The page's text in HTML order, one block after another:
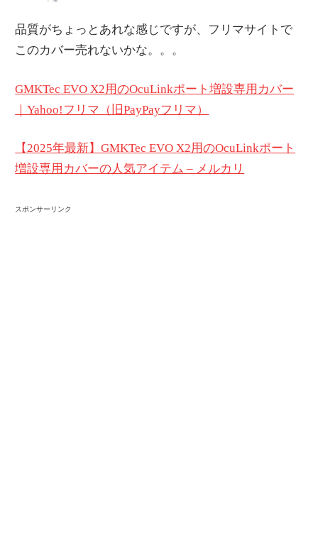
品質がちょっとあれな感じですが、フリマサイトで
このカバー売れないかな。。。
GMKTec EVO X2用のOcuLinkポート増設専用カバー
｜Yahoo!フリマ（旧PayPayフリマ）
【2025年最新】GMKTec EVO X2用のOcuLinkポート
増設専用カバーの人気アイテム – メルカリ
スポンサーリンク